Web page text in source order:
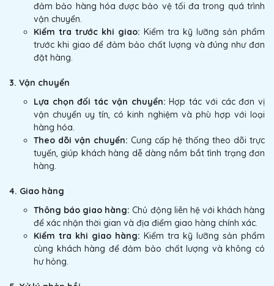
đảm bảo hàng hóa được bảo vệ tối đa trong quá trình
vận chuyển.
Kiểm tra trước khi giao: Kiểm tra kỹ lưỡng sản phẩm
trước khi giao để đảm bảo chất lượng và đúng như đơn
đặt hàng.
3. Vận chuyển
Lựa chọn đối tác vận chuyển: Hợp tác với các đơn vị
vận chuyển uy tín, có kinh nghiệm và phù hợp với loại
hàng hóa.
Theo dõi vận chuyển: Cung cấp hệ thống theo dõi trực
tuyến, giúp khách hàng dễ dàng nắm bắt tình trạng đơn
hàng.
4. Giao hàng
Thông báo giao hàng: Chủ động liên hệ với khách hàng
để xác nhận thời gian và địa điểm giao hàng chính xác.
Kiểm tra khi giao hàng: Kiểm tra kỹ lưỡng sản phẩm
cùng khách hàng để đảm bảo chất lượng và không có
hư hỏng.